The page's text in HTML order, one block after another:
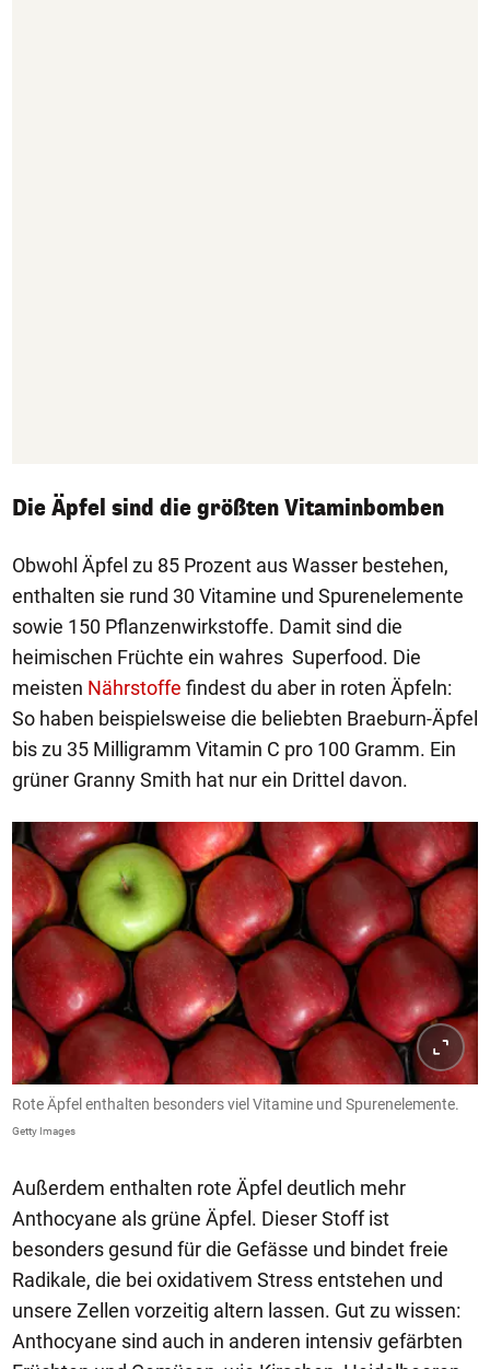
Die Äpfel sind die größten Vitaminbomben
Obwohl Äpfel zu 85 Prozent aus Wasser bestehen,
enthalten sie rund 30 Vitamine und Spurenelemente
sowie 150 Pflanzenwirkstoffe. Damit sind die
heimischen Früchte ein wahres Superfood. Die
meisten Nährstoffe findest du aber in roten Äpfeln:
So haben beispielsweise die beliebten Braeburn-Äpfel
bis zu 35 Milligramm Vitamin C pro 100 Gramm. Ein
grüner Granny Smith hat nur ein Drittel davon.
Rote Äpfel enthalten besonders viel Vitamine und Spurenelemente.
Getty Images
Außerdem enthalten rote Äpfel deutlich mehr
Anthocyane als grüne Äpfel. Dieser Stoff ist
besonders gesund für die Gefässe und bindet freie
Radikale, die bei oxidativem Stress entstehen und
unsere Zellen vorzeitig altern lassen. Gut zu wissen:
Anthocyane sind auch in anderen intensiv gefärbten